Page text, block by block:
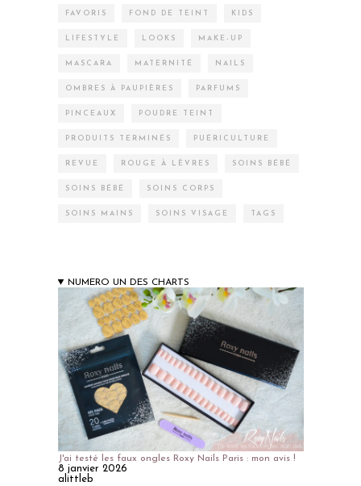
FAVORIS FOND DE TEINT KIDS
LIFESTYLE LOOKS MAKE-UP
MASCARA MATERNITÉ NAILS
OMBRES À PAUPIÈRES PARFUMS
PINCEAUX POUDRE TEINT
PRODUITS TERMINÉS PUÉRICULTURE
REVUE ROUGE À LÈVRES SOINS BÉBÉ
SOINS BÉBÉ SOINS CORPS
SOINS MAINS SOINS VISAGE TAGS
NUMERO UN DES CHARTS
J'ai testé les faux ongles Roxy Nails Paris : mon avis !
8 janvier 2026
alittleb